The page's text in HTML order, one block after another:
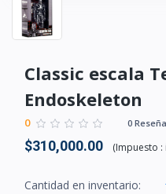
Classic escala
Endoskeleton
0 0
$310,000.00 (Impuesto :
Cantidad en inventario: